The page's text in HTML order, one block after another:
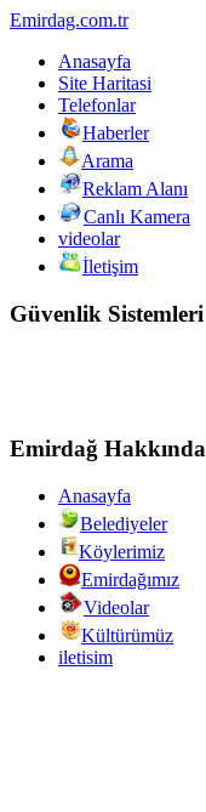
Emirdag.com.tr
Anasayfa
Site Haritasi
Telefonlar
Haberler
Arama
Reklam Alanı
Canlı Kamera
videolar
İletişim
Güvenlik Sistemleri
Emirdağ Hakkında
Anasayfa
Belediyeler
Köylerimiz
Emirdağımız
Videolar
Kültürümüz
iletisim